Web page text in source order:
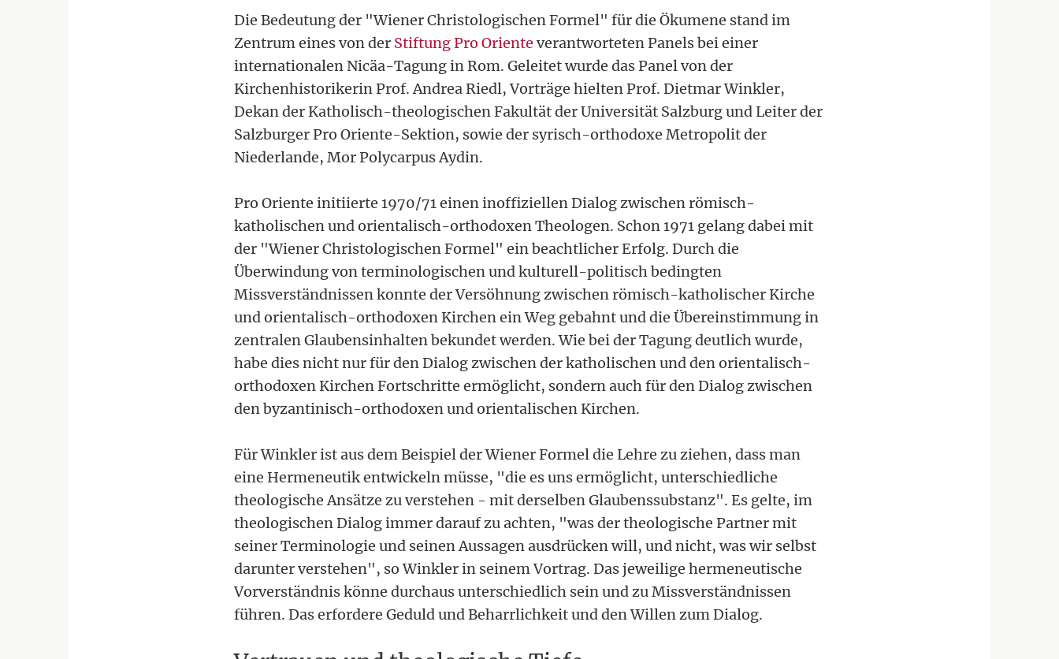
Die Bedeutung der "Wiener Christologischen Formel" für die Ökumene stand im
Zentrum eines von der Stiftung Pro Oriente verantworteten Panels bei einer
internationalen Nicäa-Tagung in Rom. Geleitet wurde das Panel von der
Kirchenhistorikerin Prof. Andrea Riedl, Vorträge hielten Prof. Dietmar Winkler,
Dekan der Katholisch-theologischen Fakultät der Universität Salzburg und Leiter der
Salzburger Pro Oriente-Sektion, sowie der syrisch-orthodoxe Metropolit der
Niederlande, Mor Polycarpus Aydin.
Pro Oriente initiierte 1970/71 einen inoffiziellen Dialog zwischen römisch-
katholischen und orientalisch-orthodoxen Theologen. Schon 1971 gelang dabei mit
der "Wiener Christologischen Formel" ein beachtlicher Erfolg. Durch die
Überwindung von terminologischen und kulturell-politisch bedingten
Missverständnissen konnte der Versöhnung zwischen römisch-katholischer Kirche
und orientalisch-orthodoxen Kirchen ein Weg gebahnt und die Übereinstimmung in
zentralen Glaubensinhalten bekundet werden. Wie bei der Tagung deutlich wurde,
habe dies nicht nur für den Dialog zwischen der katholischen und den orientalisch-
orthodoxen Kirchen Fortschritte ermöglicht, sondern auch für den Dialog zwischen
den byzantinisch-orthodoxen und orientalischen Kirchen.
Für Winkler ist aus dem Beispiel der Wiener Formel die Lehre zu ziehen, dass man
eine Hermeneutik entwickeln müsse, "die es uns ermöglicht, unterschiedliche
theologische Ansätze zu verstehen - mit derselben Glaubenssubstanz". Es gelte, im
theologischen Dialog immer darauf zu achten, "was der theologische Partner mit
seiner Terminologie und seinen Aussagen ausdrücken will, und nicht, was wir selbst
darunter verstehen", so Winkler in seinem Vortrag. Das jeweilige hermeneutische
Vorverständnis könne durchaus unterschiedlich sein und zu Missverständnissen
führen. Das erfordere Geduld und Beharrlichkeit und den Willen zum Dialog.